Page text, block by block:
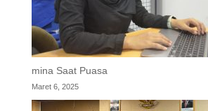
mina Saat Puasa
Maret 6, 2025